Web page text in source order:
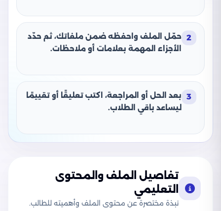
2 حمّل الملف واحفظه ضمن ملفاتك، ثم حدّد
الأجزاء المهمة بعلامات أو ملاحظات.
3
بعد الحل أو المراجعة، اكتب تعليقًا أو تقييمًا
ليساعد باقي الطلاب.
تفاصيل الملف والمحتوى
التعليمي
نبذة مختصرة عن محتوى الملف وأهميته للطالب.